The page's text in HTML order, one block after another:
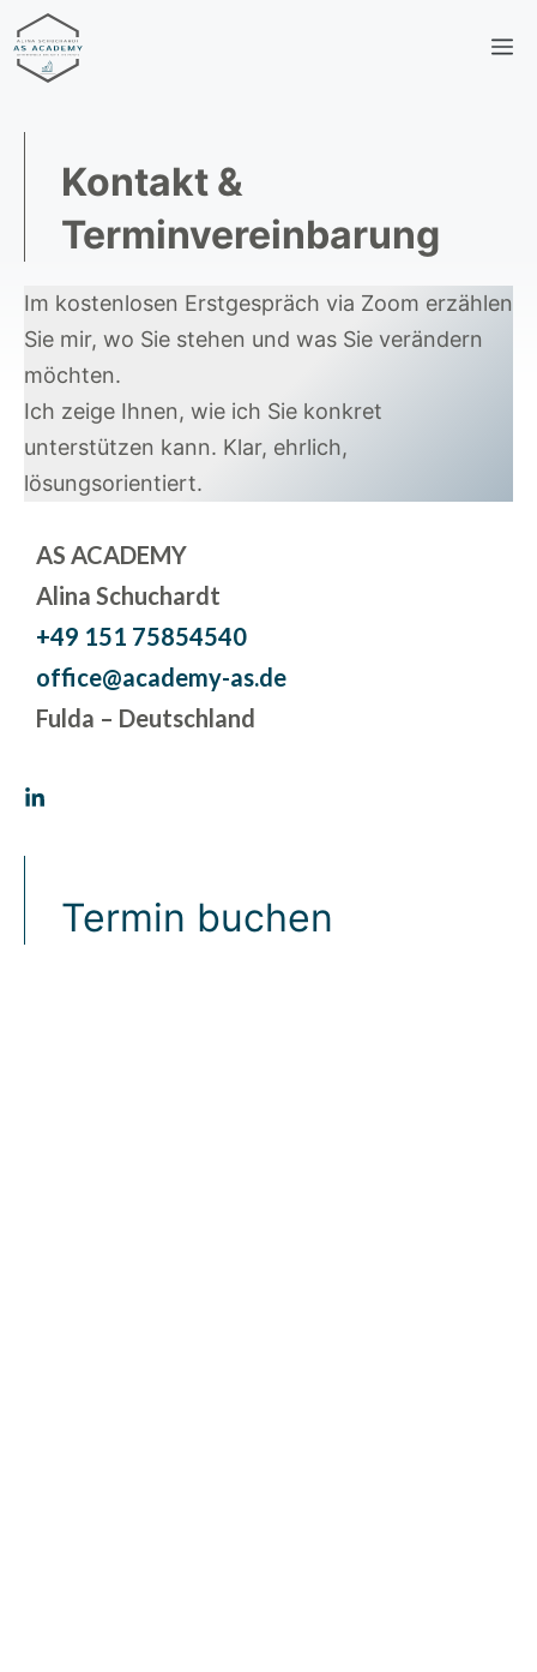
Zum
Inhalt
springen
Kontakt &
Terminvereinbarung
Im kostenlosen Erstgespräch via Zoom erzählen
Sie mir, wo Sie stehen und was Sie verändern
möchten.
Ich zeige Ihnen, wie ich Sie konkret
unterstützen kann. Klar, ehrlich,
lösungsorientiert.
AS ACADEMY
Alina Schuchardt
+49 151 75854540
office@academy-as.de
Fulda – Deutschland
Termin buchen